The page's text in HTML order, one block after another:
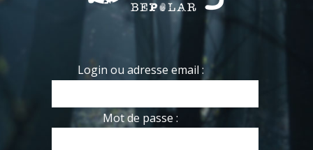
Login ou adresse email :
Mot de passe :